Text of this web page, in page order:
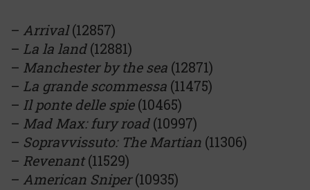
– Arrival(12857)
– La la land(12881)
– Manchester by the sea (12871)
– La grande scommessa (11475)
– Il ponte delle spie(10465)
– Mad Max: fury road(10997)
– Sopravvissuto: The Martian (11306)
– Revenant(11529)
– American Sniper(10935)